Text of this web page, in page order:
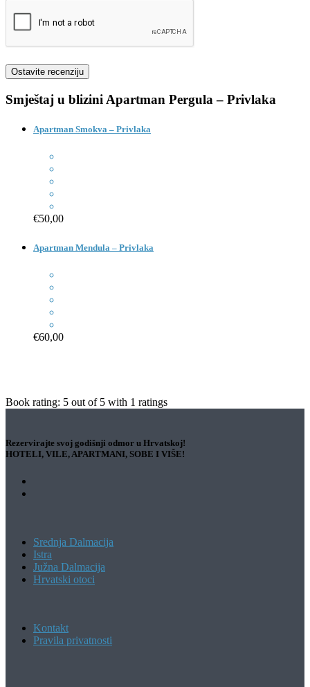
Smještaj u blizini Apartman Pergula – Privlaka
Apartman Smokva – Privlaka
€50,00
Apartman Mendula – Privlaka
€60,00
Book rating: 5 out of 5 with 1 ratings
Rezervirajte svoj godišnji odmor u Hrvatskoj!
HOTELI, VILE, APARTMANI, SOBE I VIŠE!
Srednja Dalmacija
Istra
Južna Dalmacija
Hrvatski otoci
Kontakt
Pravila privatnosti